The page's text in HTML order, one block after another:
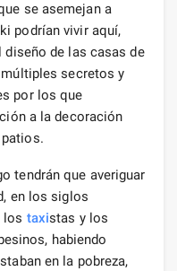
se asemejan a
podrían vivir aquí,
de las casas de
secretos y
por los que
a la decoración
tendrán que averiguar
en los siglos
los taxistas y los
habiendo
en la pobreza,